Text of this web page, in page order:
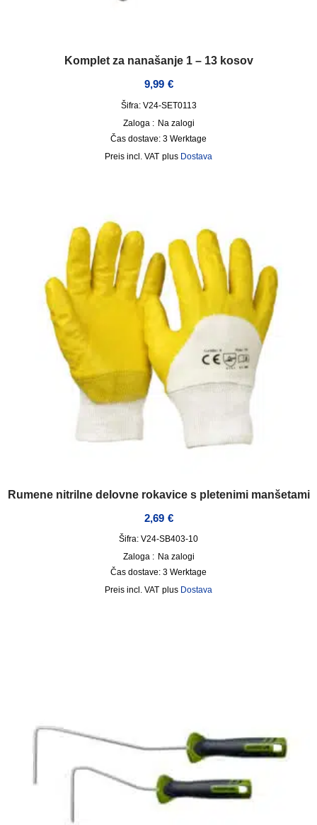
Komplet za nanašanje 1 – 13 kosov
9,99 €
Šifra: V24-SET0113
Zaloga : Na zalogi
Čas dostave: 3 Werktage
incl. VAT plus Dostava
Rumene nitrilne delovne rokavice s pletenimi manšetami
2,69 €
Šifra: V24-SB403-10
Zaloga : Na zalogi
Čas dostave: 3 Werktage
incl. VAT plus Dostava